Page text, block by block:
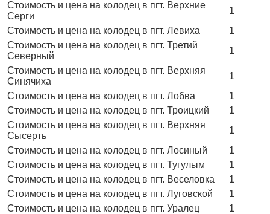
Стоимость и цена на колодец в пгт. Верхние
Серги
1
Стоимость и цена на колодец в пгт. Левиха
1
Стоимость и цена на колодец в пгт. Третий
Северный
1
Стоимость и цена на колодец в пгт. Верхняя
Синячиха
1
Стоимость и цена на колодец в пгт. Лобва
1
Стоимость и цена на колодец в пгт. Троицкий
1
Стоимость и цена на колодец в пгт. Верхняя
Сысерть
1
Стоимость и цена на колодец в пгт. Лосиный
1
Стоимость и цена на колодец в пгт. Тугулым
1
Стоимость и цена на колодец в пгт. Веселовка
1
Стоимость и цена на колодец в пгт. Луговской
1
Стоимость и цена на колодец в пгт. Уралец
1